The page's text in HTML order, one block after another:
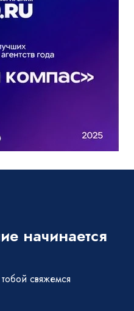
начинается
свяжемся